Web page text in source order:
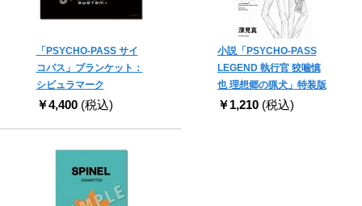
「PSYCHO-PASS サイ
コパス」ブランケット：
シビュラマーク
￥4,400 (税込)
小説「PSYCHO-PASS
LEGEND 執行官 狡噛慎
也 理想郷の猟犬」特装版
￥1,210 (税込)